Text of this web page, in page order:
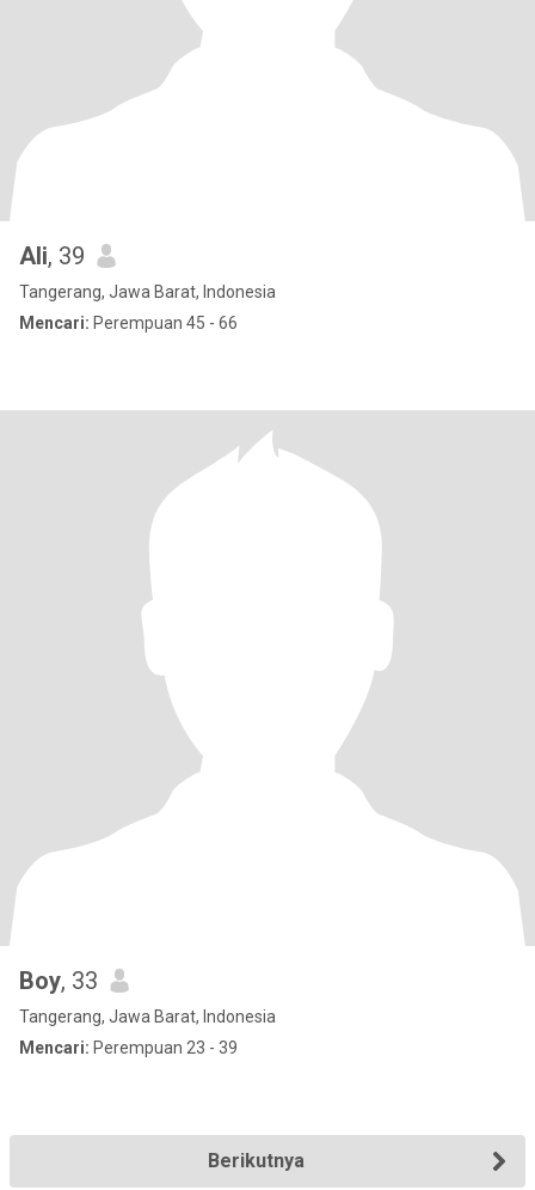
Ali, 39
Tangerang, Jawa Barat, Indonesia
Mencari: Perempuan 45 - 66
Boy, 33
Tangerang, Jawa Barat, Indonesia
Mencari: Perempuan 23 - 39
Berikutnya